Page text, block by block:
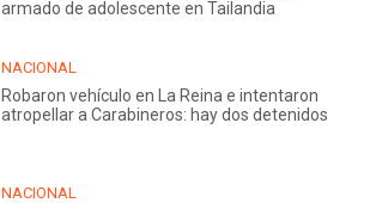
armado de adolescente en Tailandia
NACIONAL
Robaron vehículo en La Reina e intentaron
atropellar a Carabineros: hay dos detenidos
NACIONAL